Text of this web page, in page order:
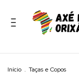
Início . Taças e Copos